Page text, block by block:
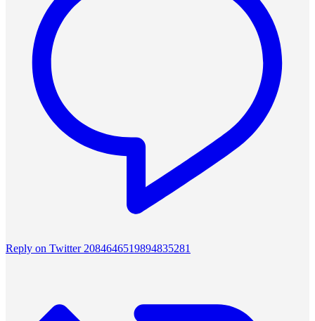
Reply on Twitter 2084646519894835281